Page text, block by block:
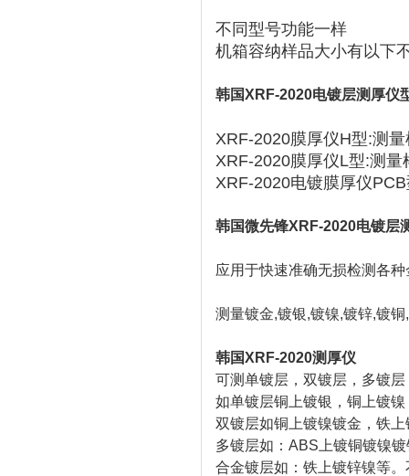
不同型号功能一样
机箱容纳样品大小有以下
韩国XRF-2020电镀层测厚仪
XRF-2020膜厚仪H型:测
XRF-2020膜厚仪L型:测量
XRF-2020电镀膜厚仪
韩国微先锋XRF-2020电镀层
应用于快速准确无损检测各
测量镀金,镀银,镀镍,镀锌,镀
韩国XRF-2020测厚仪
可测单镀层，双镀层，多镀
如单镀层铜上镀银，铜上镀
双镀层如铜上镀镍镀金，铁
多镀层如：ABS上镀铜镀镍
合金镀层如：铁上镀锌镍等。